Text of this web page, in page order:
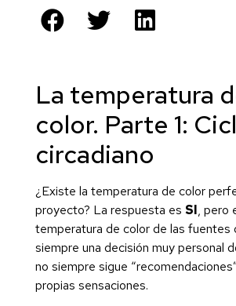
La temperatura
color. Parte 1:
circadiano
¿Existe la temperatura de color
proyecto? La respuesta es SI, pero
temperatura de color de las fuentes
siempre una decisión muy personal
no siempre sigue
propias sensaciones.